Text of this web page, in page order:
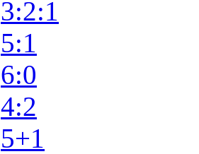
3:2:1
5:1
6:0
4:2
5+1